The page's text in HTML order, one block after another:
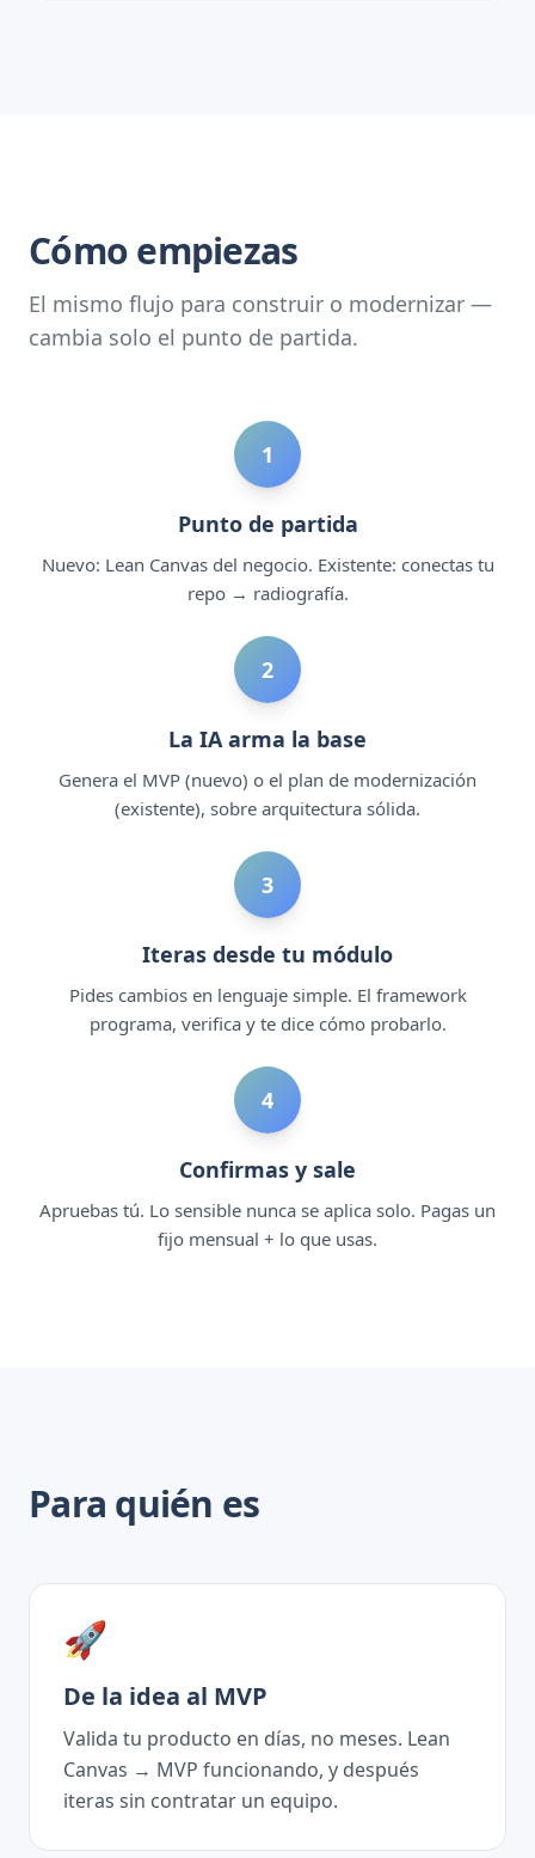
Cómo empiezas
El mismo flujo para construir o modernizar —
cambia solo el punto de partida.
1
Punto de partida
Nuevo: Lean Canvas del negocio. Existente: conectas tu
repo → radiografía.
2
La IA arma la base
Genera el MVP (nuevo) o el plan de modernización
(existente), sobre arquitectura sólida.
3
Iteras desde tu módulo
Pides cambios en lenguaje simple. El framework
programa, verifica y te dice cómo probarlo.
4
Confirmas y sale
Apruebas tú. Lo sensible nunca se aplica solo. Pagas un
fijo mensual + lo que usas.
Para quién es
🚀
De la idea al MVP
Valida tu producto en días, no meses. Lean
Canvas → MVP funcionando, y después
iteras sin contratar un equipo.